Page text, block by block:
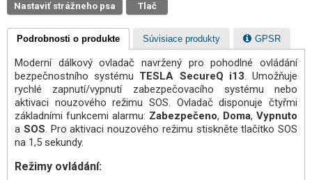
Nastaviť strážneho psa Tlač
Podrobnosti o produkte Súvisiace produkty GPSR
Moderní dálkový ovladač navržený pro pohodlné ovládání
bezpečnostního systému TESLA SecureQ i13. Umožňuje
rychlé zapnutí/vypnutí zabezpečovacího systému nebo
aktivaci nouzového režimu SOS. Ovladač disponuje čtyřmi
základními funkcemi alarmu: Zabezpečeno, Doma, Vypnuto
a SOS. Pro aktivaci nouzového režimu stiskněte tlačítko SOS
na 1,5 sekundy.
Režimy ovládání: